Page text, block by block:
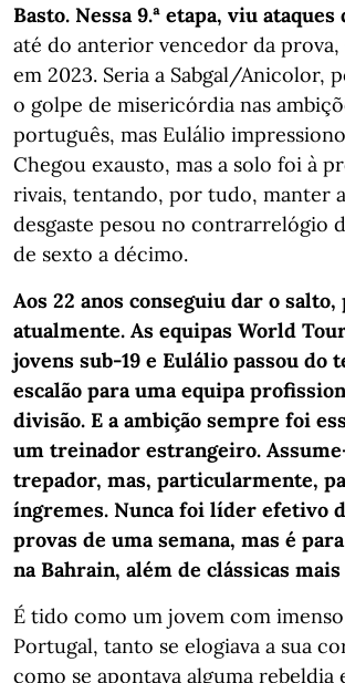
Basto. Nessa 9.ª etapa, viu
até do anterior vencedor da prova,
em 2023. Seria a Sabgal/Anicolor,
o golpe de misericórdia nas
português, mas Eulálio
Chegou exausto, mas a solo foi à
rivais, tentando, por tudo, manter
desgaste pesou no contrarrelógio
de sexto a décimo.
Aos 22 anos conseguiu dar o
atualmente. As equipas World
jovens sub-19 e Eulálio passou do
escalão para uma equipa
divisão. E a ambição sempre foi
um treinador estrangeiro.
trepador, mas, particularmente,
íngremes. Nunca foi líder efetivo
provas de uma semana, mas é
na Bahrain, além de clássicas
É tido como um jovem com
Portugal, tanto se elogiava a sua
como se apontava alguma rebeldia